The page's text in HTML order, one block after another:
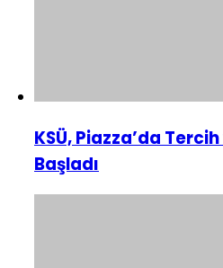
KSÜ, Piazza’da
Başladı